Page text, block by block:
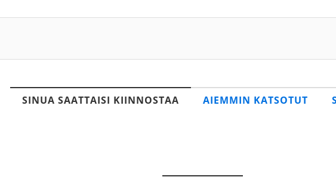
SINUA SAATTAISI KIINNOSTAA AIEMMIN KATSOTUT